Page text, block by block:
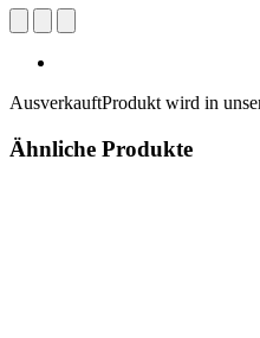
AusverkauftProdukt wird in
Ähnliche Produkte